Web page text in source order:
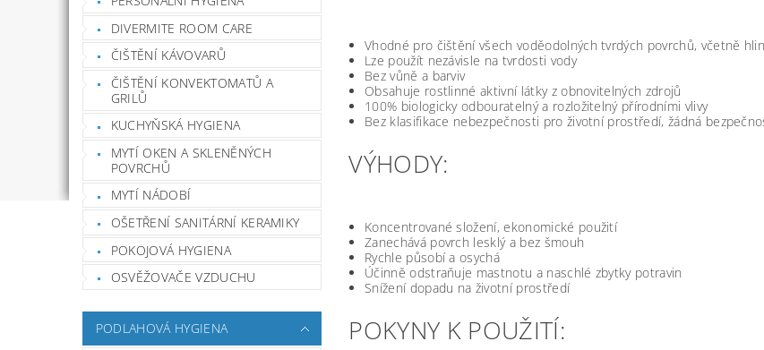
DIVERMITE ROOM CARE
ČIŠTĚNÍ KÁVOVARŮ
ČIŠTĚNÍ KONVEKTOMATŮ A
GRILŮ
KUCHYŇSKÁ HYGIENA
MYTÍ OKEN A SKLENĚNÝCH
POVRCHŮ
MYTÍ NÁDOBÍ
OŠETŘENÍ SANITÁRNÍ KERAMIKY
POKOJOVÁ HYGIENA
OSVĚŽOVAČE VZDUCHU
PODLAHOVÁ HYGIENA
Vhodné pro čištění všech voděodolných tvrdých povrchů, včetně
Lze použít nezávisle na tvrdosti vody
Bez vůně a barviv
Obsahuje rostlinné aktivní látky z obnovitelných zdrojů
100% biologicky odbouratelný a rozložitelný přírodními vlivy
Bez klasifikace nebezpečnosti pro životní prostředí, žádná
VÝHODY:
Koncentrované složení, ekonomické použití
Zanechává povrch lesklý a bez šmouh
Rychle působí a osychá
Účinně odstraňuje mastnotu a naschlé zbytky potravin
Snížení dopadu na životní prostředí
POKYNY K POUŽITÍ: